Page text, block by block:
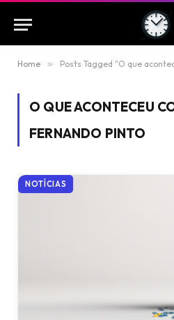
Home » Posts Tagged "O que aconteceu
O QUE ACONTECEU
FERNANDO PINTO
NOTÍCIAS